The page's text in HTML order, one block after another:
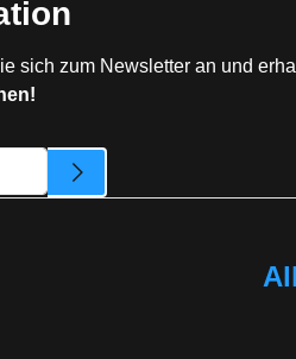
sich zum Newsletter an und